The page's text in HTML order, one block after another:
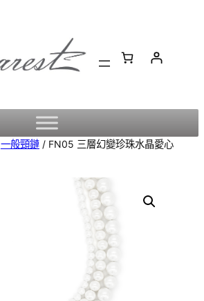
一般頸鏈/ FN05 三層幻變珍珠水晶愛心